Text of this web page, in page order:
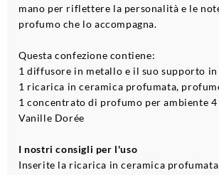
mano per riflettere la personalità e le
profumo che lo accompagna.
Questa confezione contiene:
1 diffusore in metallo e il suo supporto in
1 ricarica in ceramica profumata,
1 concentrato di profumo per ambiente
Vanille Dorée
I nostri consigli per l'uso
Inserite la ricarica in ceramica